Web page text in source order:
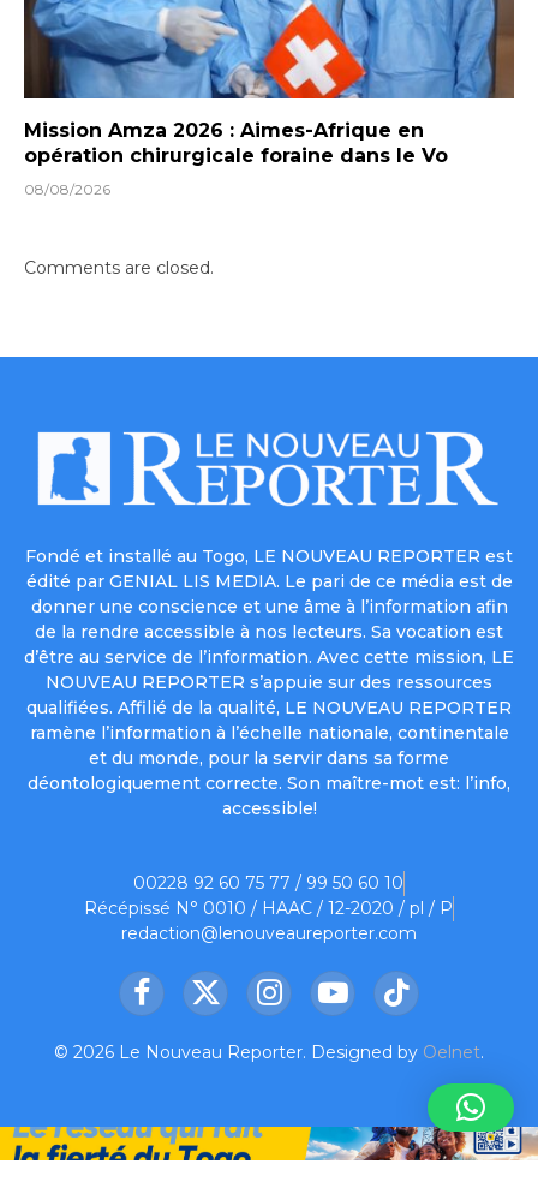
Mission Amza 2026 : Aimes-Afrique en
opération chirurgicale foraine dans le Vo
08/08/2026
Comments are closed.
Fondé et installé au Togo, LE NOUVEAU REPORTER est
édité par GENIAL LIS MEDIA. Le pari de ce média est de
donner une conscience et une âme à l’information afin
de la rendre accessible à nos lecteurs. Sa vocation est
d’être au service de l’information. Avec cette mission, LE
NOUVEAU REPORTER s’appuie sur des ressources
qualifiées. Affilié de la qualité, LE NOUVEAU REPORTER
ramène l’information à l’échelle nationale, continentale
et du monde, pour la servir dans sa forme
déontologiquement correcte. Son maître-mot est: l’info,
accessible!
00228 92 60 75 77 / 99 50 60 10
Récépissé N° 0010 / HAAC / 12-2020 / pl / P
redaction@lenouveaureporter.com
Facebook
X
InstagramYouTubeTikTok
© 2026 Le Nouveau Reporter. Designed by Oelnet.